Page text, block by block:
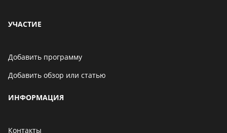
УЧАСТИЕ
Добавить программу
Добавить обзор или статью
ИНФОРМАЦИЯ
Контакты